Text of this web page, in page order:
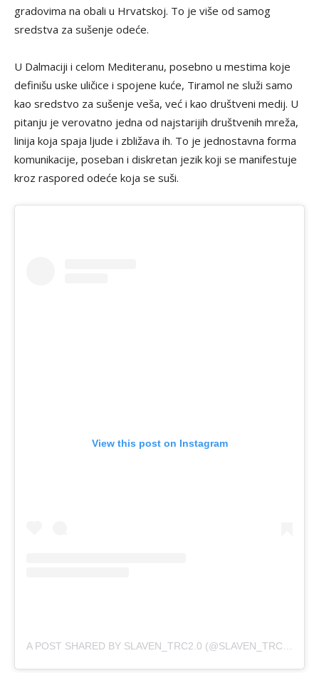
gradovima na obali u Hrvatskoj. To je više od samog
sredstva za sušenje odeće.
U Dalmaciji i celom Mediteranu, posebno u mestima koje
definišu uske uličice i spojene kuće, Tiramol ne služi samo
kao sredstvo za sušenje veša, već i kao društveni medij. U
pitanju je verovatno jedna od najstarijih društvenih mreža,
linija koja spaja ljude i zbližava ih. To je jednostavna forma
komunikacije, poseban i diskretan jezik koji se manifestuje
kroz raspored odeće koja se suši.
View this post on Instagram